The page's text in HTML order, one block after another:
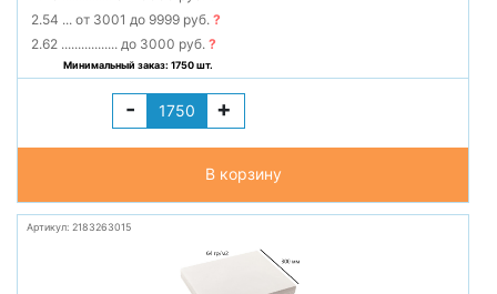
2.54 ... от 3001 до 9999 руб.?
2.62 ................. до 3000 руб.?
Минимальный заказ: 1750 шт.
- +
В корзину
Артикул: 2183263015